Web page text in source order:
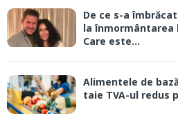
De ce s-a
la înmormântarea
Care este...
Alimentele de
taie TVA-ul redus